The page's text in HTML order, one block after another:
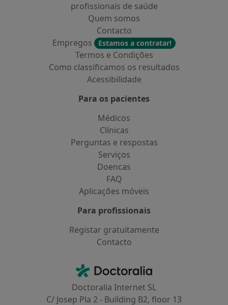
profissionais de saúde
Quem somos
Contacto
Empregos
Estamos a contratar!
Termos e Condições
Como classificamos os resultados
Acessibilidade
Para os pacientes
Médicos
Clínicas
Perguntas e respostas
Serviços
Doencas
FAQ
Aplicações móveis
Para profissionais
Registar gratuitamente
Contacto
Doctoralia - Homepage
Doctoralia Internet SL
C/ Josep Pla 2 - Building B2, floor 13